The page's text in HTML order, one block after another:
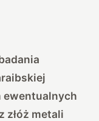
ewentualnych
złóż metali